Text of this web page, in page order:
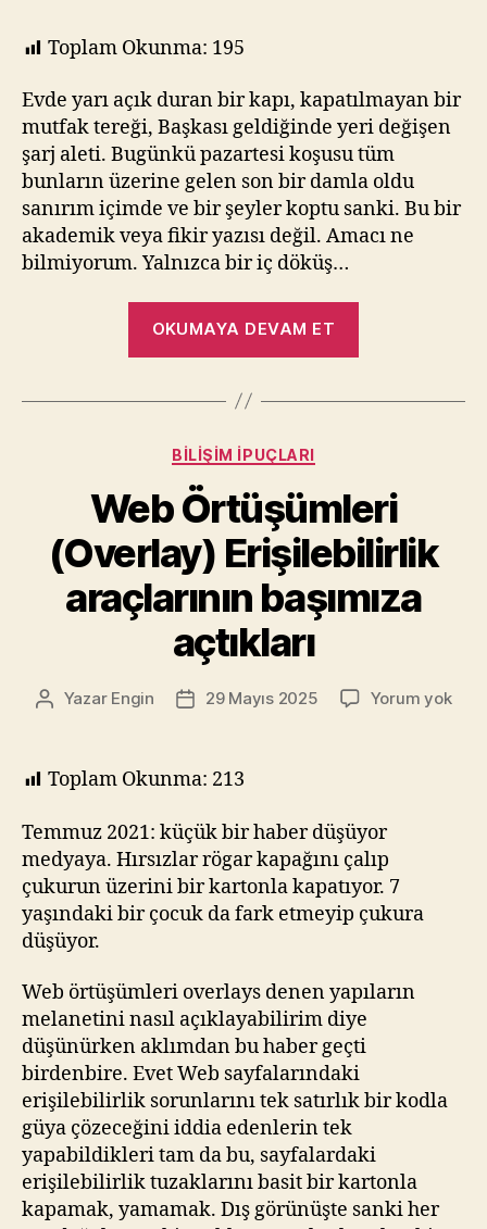
Toplam Okunma: 195
Evde yarı açık duran bir kapı, kapatılmayan bir
mutfak tereği, Başkası geldiğinde yeri değişen
şarj aleti. Bugünkü pazartesi koşusu tüm
bunların üzerine gelen son bir damla oldu
sanırım içimde ve bir şeyler koptu sanki. Bu bir
akademik veya fikir yazısı değil. Amacı ne
bilmiyorum. Yalnızca bir iç döküş…
OKUMAYA DEVAM ET
Kategoriler
BILIŞIM İPUÇLARI
Web Örtüşümleri
(Overlay) Erişilebilirlik
araçlarının başımıza
açtıkları
Yazının
Yazar Engin
Yazı29 Mayıs 2025 Yorum yokWeb
Toplam Okunma: 213
Temmuz 2021: küçük bir haber düşüyor
medyaya. Hırsızlar rögar kapağını çalıp
çukurun üzerini bir kartonla kapatıyor. 7
yaşındaki bir çocuk da fark etmeyip çukura
düşüyor.
Web örtüşümleri overlays denen yapıların
melanetini nasıl açıklayabilirim diye
düşünürken aklımdan bu haber geçti
birdenbire. Evet Web sayfalarındaki
erişilebilirlik sorunlarını tek satırlık bir kodla
güya çözeceğini iddia edenlerin tek
yapabildikleri tam da bu, sayfalardaki
erişilebilirlik tuzaklarını basit bir kartonla
kapamak, yamamak. Dış görünüşte sanki her